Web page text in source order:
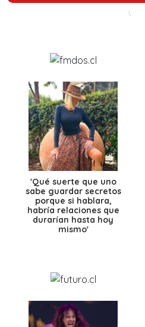
'Qué suerte que uno
sabe guardar secretos
porque si hablara,
habría relaciones que
durarían hasta hoy
mismo'